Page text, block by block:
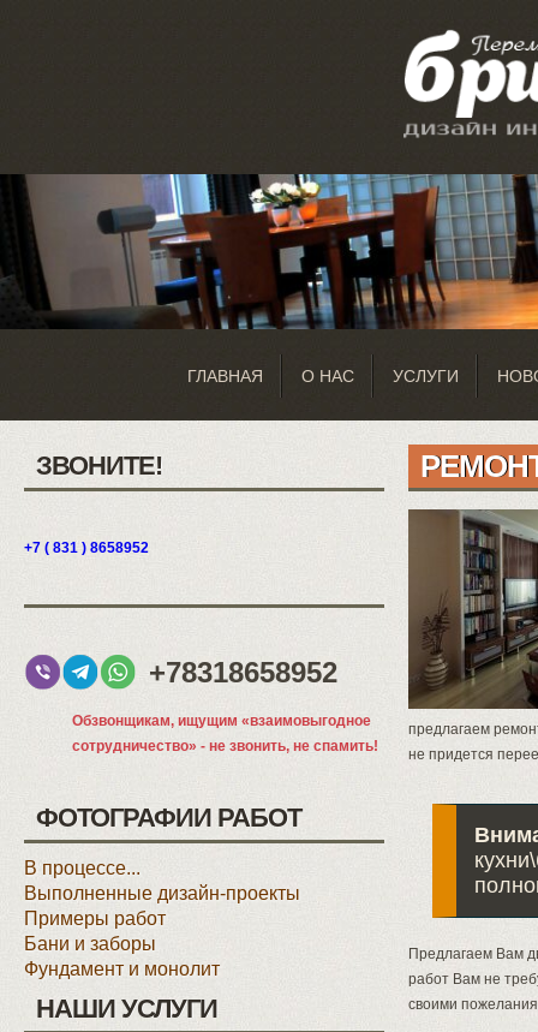
ГЛАВНАЯ О НАС УСЛУГИ
ЗВОНИТЕ!
+7 ( 831 ) 8658952
+78318658952
Обзвонщикам, ищущим «взаимовыгодное
сотрудничество» - не звонить, не спамить!
ФОТОГРАФИИ РАБОТ
В процессе...
Выполненные дизайн-проекты
Примеры работ
Бани и заборы
Фундамент и монолит
НАШИ УСЛУГИ
предлагаем
не придется
Предлагаем Вам
работ Вам не
своими